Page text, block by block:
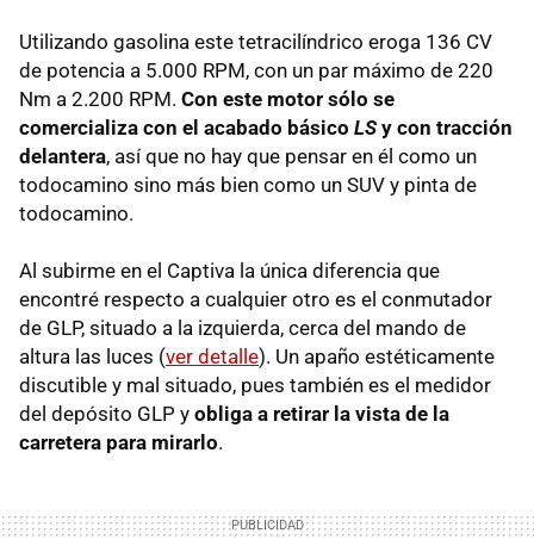
Utilizando gasolina este tetracilíndrico eroga 136 CV
de potencia a 5.000 RPM, con un par máximo de 220
Nm a 2.200 RPM. Con este motor sólo se
comercializa con el acabado básico LSy con tracción
delantera, así que no hay que pensar en él como un
todocamino sino más bien como un SUV y pinta de
todocamino.
Al subirme en el Captiva la única diferencia que
encontré respecto a cualquier otro es el conmutador
de GLP, situado a la izquierda, cerca del mando de
altura las luces (ver detalle). Un apaño estéticamente
discutible y mal situado, pues también es el medidor
del depósito GLP y obliga a retirar la vista de la
carretera para mirarlo.